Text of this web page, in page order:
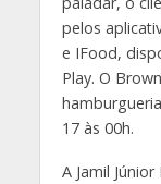
pelos
e IFood,
Play. O
17 às 00h.
A Jamil